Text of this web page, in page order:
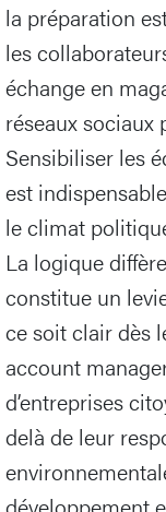
la préparation
les
échange en
réseaux
Sensibiliser les
est
le climat
La logique
constitue un
ce soit clair dès
account
d’entreprises
delà de leur